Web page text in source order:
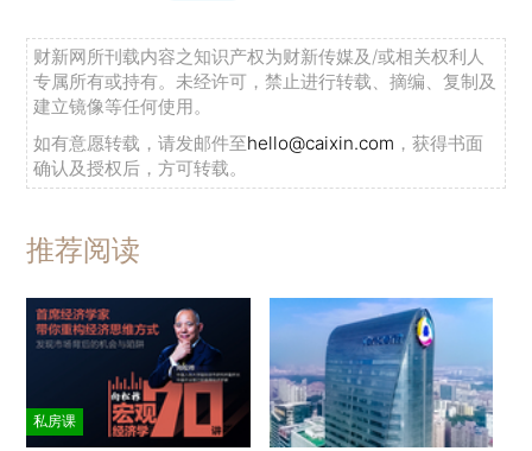
财新网所刊载内容之知识产权为财新传媒及/或相关权利人
专属所有或持有。未经许可，禁止进行转载、摘编、复制及
建立镜像等任何使用。
如有意愿转载，请发邮件至hello@caixin.com ，获得书面
确认及授权后，方可转载。
推荐阅读
私房课